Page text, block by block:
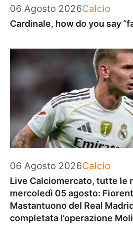
06 Agosto 2026Categorie
Calcio
Cardinale, how do you say
06 Agosto 2026Categorie
Calcio
Live Calciomercato, tutte le
mercoledì 05 agosto:
Mastantuono del Real
completata l’operazione